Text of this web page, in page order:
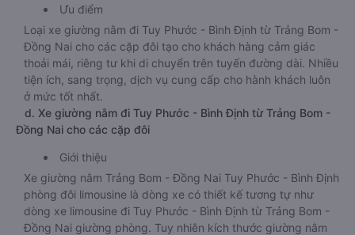
Ưu điểm
Loại xe giường nằm đi Tuy Phước - Bình Định từ Trảng Bom -
Đồng Nai cho các cặp đôi tạo cho khách hàng cảm giác
thoải mái, riêng tư khi di chuyển trên tuyến đường dài. Nhiều
tiện ích, sang trọng, dịch vụ cung cấp cho hành khách luôn
ở mức tốt nhất.
d. Xe giường nằm đi Tuy Phước - Bình Định từ Trảng Bom -
Đồng Nai cho các cặp đôi
Giới thiệu
Xe giường nằm Trảng Bom - Đồng Nai Tuy Phước - Bình Định
phòng đôi limousine là dòng xe có thiết kế tương tự như
dòng xe limousine đi Tuy Phước - Bình Định từ Trảng Bom -
Đồng Nai giường phòng. Tuy nhiên kích thước giường nằm